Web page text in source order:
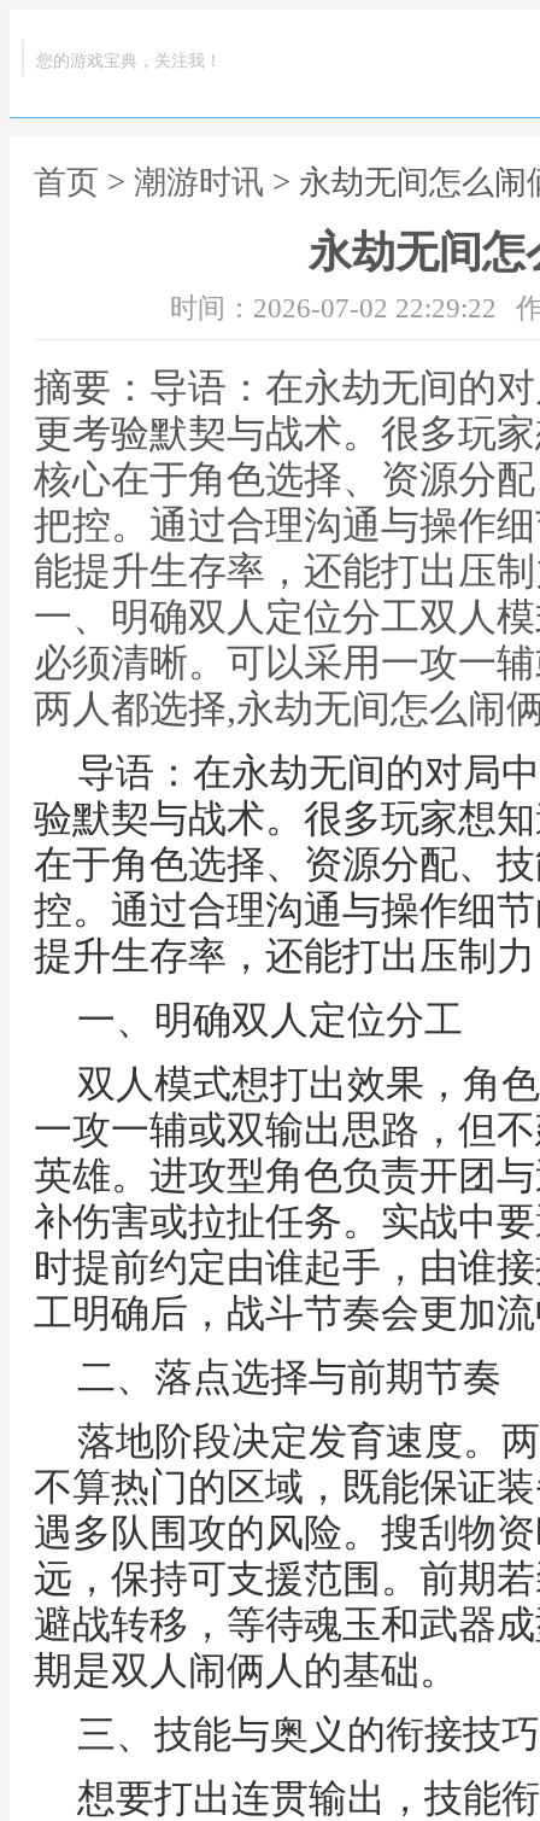
您的游戏宝典，关注我！
首页 > 潮游时讯 > 永劫无间怎么闹
永劫无间怎
时间：2026-07-02 22:29:22
摘要：导语：在永劫无间的
更考验默契与战术。很多玩
核心在于角色选择、资源分
把控。通过合理沟通与操作
能提升生存率，还能打出压
一、明确双人定位分工双人
必须清晰。可以采用一攻一
两人都选择,永劫无间怎么闹
导语：在永劫无间的对局
验默契与战术。很多玩家想
在于角色选择、资源分配、
控。通过合理沟通与操作细
提升生存率，还能打出压制
一、明确双人定位分工
双人模式想打出效果，角
一攻一辅或双输出思路，但
英雄。进攻型角色负责开团
补伤害或拉扯任务。实战中
时提前约定由谁起手，由谁
工明确后，战斗节奏会更加
二、落点选择与前期节奏
落地阶段决定发育速度。
不算热门的区域，既能保证
遇多队围攻的风险。搜刮物
远，保持可支援范围。前期
避战转移，等待魂玉和武器
期是双人闹俩人的基础。
三、技能与奥义的衔接技巧
想要打出连贯输出，技能